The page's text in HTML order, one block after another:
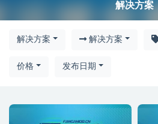
解决方案
解决方案 解决方案
价格 发布日期